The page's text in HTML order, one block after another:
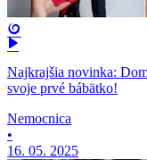
Najkrajšia novinka:
svoje prvé bábätko!
Nemocnica
•
16. 05. 2025